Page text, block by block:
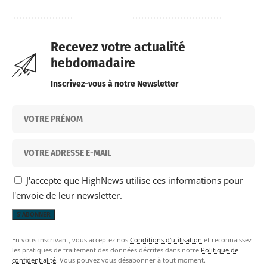
Recevez votre actualité
hebdomadaire
Inscrivez-vous à notre Newsletter
J'accepte que HighNews utilise ces informations pour
l'envoie de leur newsletter.
En vous inscrivant, vous acceptez nos Conditions d'utilisation et reconnaissez
les pratiques de traitement des données décrites dans notre Politique de
confidentialité. Vous pouvez vous désabonner à tout moment.